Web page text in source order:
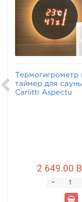
Термогигрометр
таймер для сауны
Cariitti Aspectu
2 649.00
-